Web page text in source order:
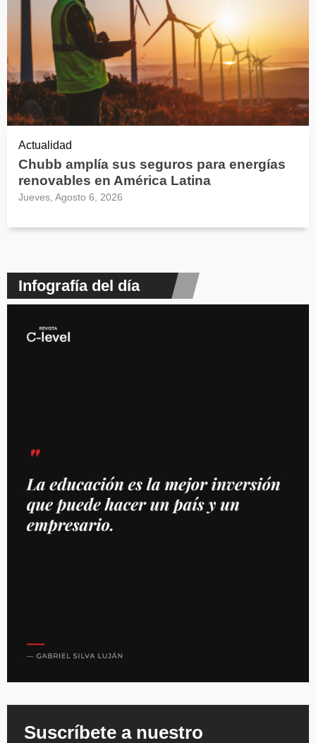
Actualidad
Chubb amplía sus seguros para energías
renovables en América Latina
Jueves, Agosto 6, 2026
Infografía del día
Suscríbete a nuestro